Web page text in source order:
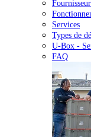
Services
Types de
U-Box -
FAQ